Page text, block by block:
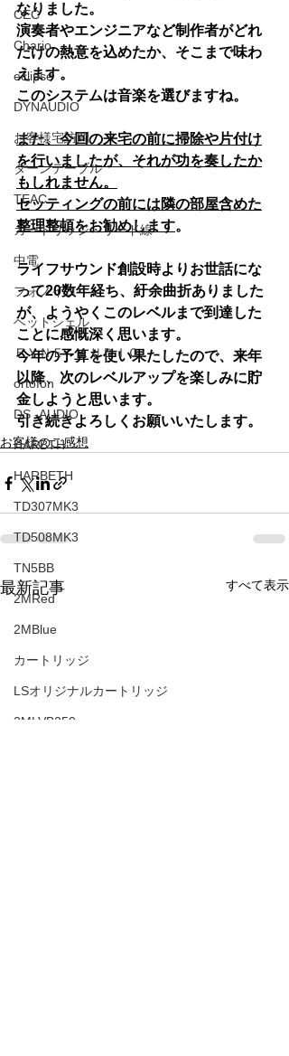
CEC
Chario
eclipse
DYNAUDIO
お客様宅訪問
ターンテーブル
TEAC
カートリッジ・リード線
中電
フォノイコ
ヘッドシェル
ＦＹＮＥ ＡＵＤＩＯ
ortofon
DS -AUDIO
HARBTH
HARBETH
TD307MK3
TD508MK3
TN5BB
2MRed
2MBlue
カートリッジ
LSオリジナルカートリッジ
2MLVB250
なりました。
演奏者やエンジニアなど制作者がどれ
だけの熱意を込めたか、そこまで味わ
えます。
このシステムは音楽を選びますね。
また、今回の来宅の前に掃除や片付け
を行いましたが、それが功を奏したか
もしれません。
セッティングの前には隣の部屋含めた
整理整頓をお勧めします。
ライフサウンド創設時よりお世話にな
って20数年経ち、紆余曲折ありました
が、ようやくこのレベルまで到達した
ことに感慨深く思います。
今年の予算を使い果たしたので、来年
以降、次のレベルアップを楽しみに貯
金しようと思います。
引き続きよろしくお願いいたします。
お客様のご感想
最新記事 すべて表示